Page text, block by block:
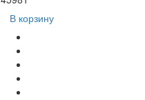
В корзину